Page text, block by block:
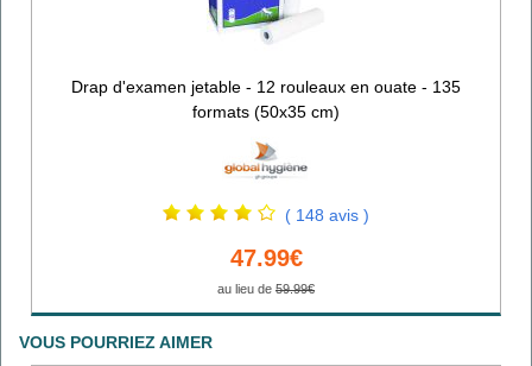
Drap d'examen jetable - 12 rouleaux en ouate - 135
formats (50x35 cm)
( 148 avis )
47.99€
au lieu de 59.99€
VOUS POURRIEZ AIMER